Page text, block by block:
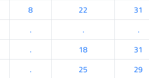
8 22 31
. . .
. 18 31
. 25 29